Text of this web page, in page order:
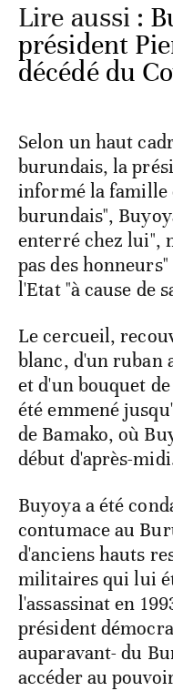
Lire aussi :
président
décédé du
Selon un haut
burundais, la
informé la famille
burundais",
enterré chez lui",
pas des
l'Etat "à cause de
Le cercueil,
blanc, d'un ruban
et d'un bouquet
été emmené
de Bamako, où
début d'après-
Buyoya a été
contumace au
d'anciens hauts
militaires qui lui
l'assassinat en
président
auparavant- du
accéder au